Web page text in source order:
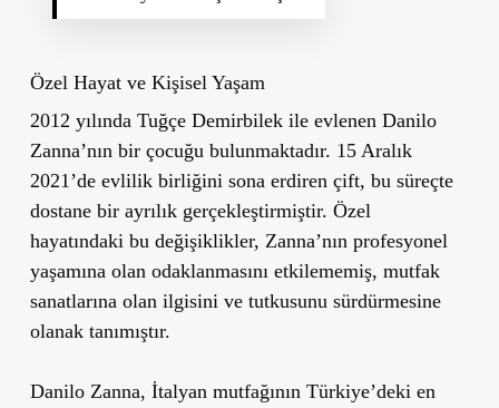
Özel Hayat ve Kişisel Yaşam
2012 yılında Tuğçe Demirbilek ile evlenen Danilo
Zanna’nın bir çocuğu bulunmaktadır. 15 Aralık
2021’de evlilik birliğini sona erdiren çift, bu süreçte
dostane bir ayrılık gerçekleştirmiştir. Özel
hayatındaki bu değişiklikler, Zanna’nın profesyonel
yaşamına olan odaklanmasını etkilememiş, mutfak
sanatlarına olan ilgisini ve tutkusunu sürdürmesine
olanak tanımıştır.
Danilo Zanna, İtalyan mutfağının Türkiye’deki en